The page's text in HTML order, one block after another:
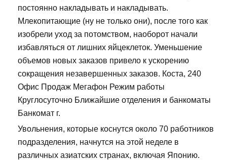
постоянно накладывать и накладывать.
Млекопитающие (ну не только они), после того как
изобрели уход за потомством, наоборот начали
избавляться от лишних яйцеклеток. Уменьшение
объемов новых заказов привело к ускорению
сокращения незавершенных заказов. Коста, 240
Офис Продаж Мегафон Режим работы
Круглосуточно Ближайшие отделения и банкоматы
Банкомат г.
Увольнения, которые коснутся около 70 работников
подразделения, начнутся на этой неделе в
различных азиатских странах, включая Японию.